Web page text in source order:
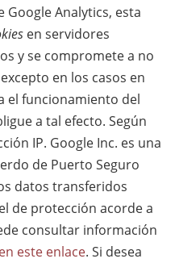
Google Analytics, esta
en servidores
y se compromete a no
en los casos en
el funcionamiento del
a tal efecto. Según
IP. Google Inc. es una
de Puerto Seguro
datos transferidos
de protección acorde a
consultar información
en este enlace. Si desea